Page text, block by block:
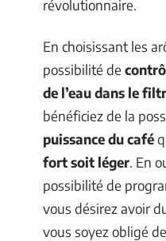
révolutionnaire.
En choisissant les
possibilité de
de l’eau dans le
bénéficiez de la
puissance du café
fort soit léger. En
possibilité de
vous désirez avoir
vous soyez obligé